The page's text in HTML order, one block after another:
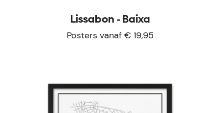
Lissabon - Baixa
Posters vanaf € 19,95